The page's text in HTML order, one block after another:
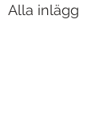
Alla inlägg